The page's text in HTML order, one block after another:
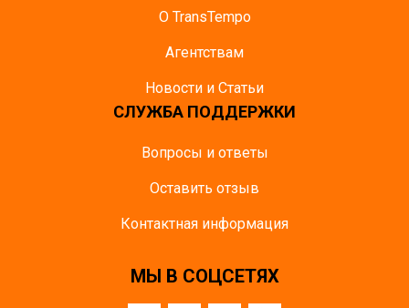
О TransTempo
Агентствам
Новости и Статьи
СЛУЖБА ПОДДЕРЖКИ
Вопросы и ответы
Оставить отзыв
Контактная информация
МЫ В СОЦСЕТЯХ